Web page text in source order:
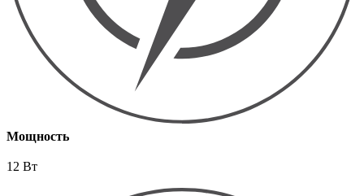
Мощность
12 Вт